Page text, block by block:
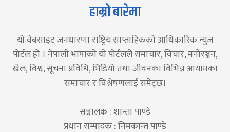
हाम्रो बारेमा
यो वेबसाइट जनधारणा राष्ट्रिय साप्ताहिकको आधिकारिक न्युज
पोर्टल हो । नेपाली भाषाको यो पोर्टलले समाचार, विचार, मनोरञ्जन,
खेल, विश्व, सूचना प्रविधि, भिडियो तथा जीवनका विभिन्न आयामका
समाचार र विश्लेषणलाई समेट्छ।
सञ्चालक : शान्ता पाण्डे
प्रधान सम्पादक : निमकान्त पाण्डे